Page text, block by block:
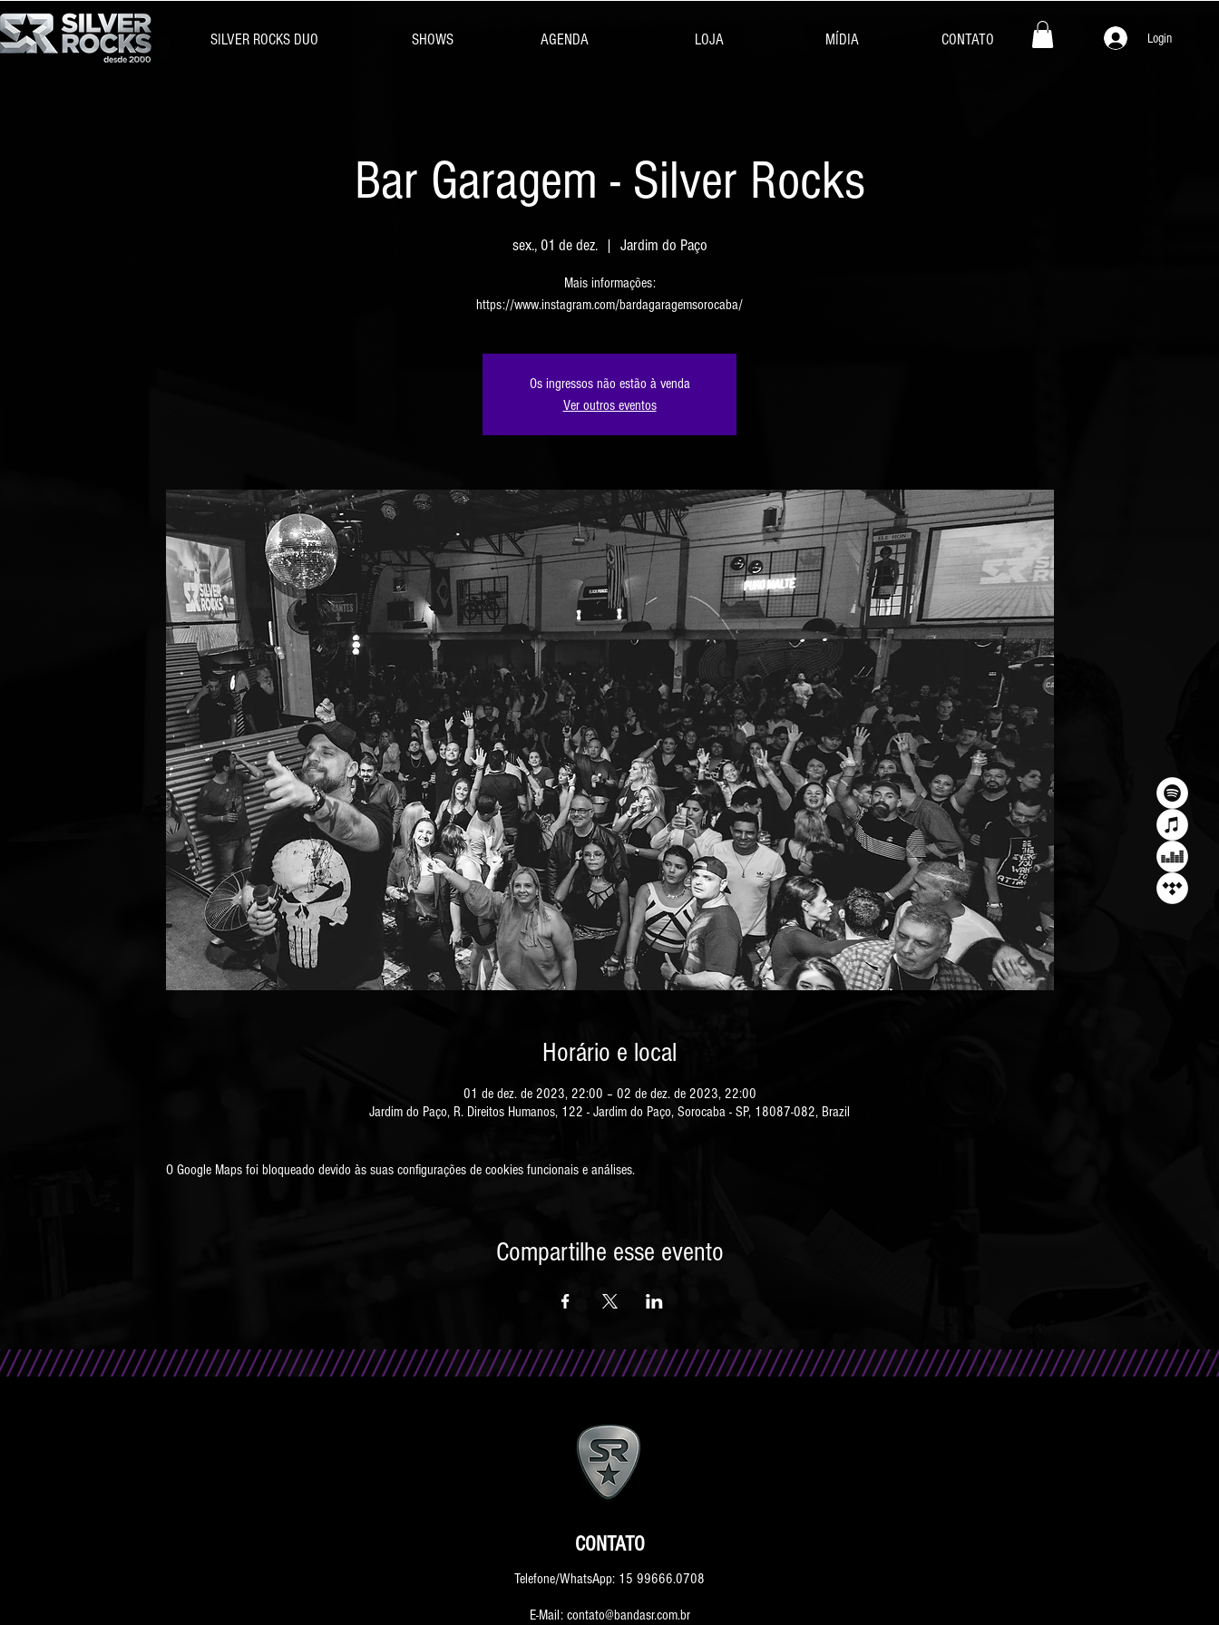
SILVER ROCKS DUO SHOWS AGENDA LOJA MÍDIA CONTATO Login
Bar Garagem - Silver Rocks
sex., 01 de dez.
  |
Jardim do Paço
Mais informações:
https://www.instagram.com/bardagaragemsorocaba/
Os ingressos não estão à venda
Ver outros eventos
Horário e local
01 de dez. de 2023, 22:00 – 02 de dez. de 2023, 22:00
Jardim do Paço, R. Direitos Humanos, 122 - Jardim do Paço, Sorocaba - SP, 18087-082, Brazil
O Google Maps foi bloqueado devido às suas configurações de cookies funcionais e análises.
Compartilhe esse evento
CONTATO
Telefone/WhatsApp: 15 99666.0708
E-Mail: contato@bandasr.com.br